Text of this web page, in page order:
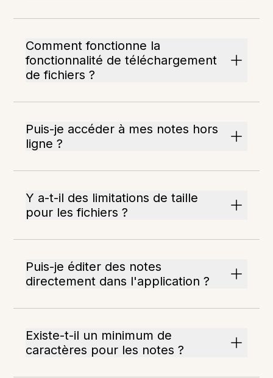
Comment fonctionne la
fonctionnalité de téléchargement
de fichiers ?
Puis-je accéder à mes notes hors
ligne ?
Y a-t-il des limitations de taille
pour les fichiers ?
Puis-je éditer des notes
directement dans l'application ?
Existe-t-il un minimum de
caractères pour les notes ?